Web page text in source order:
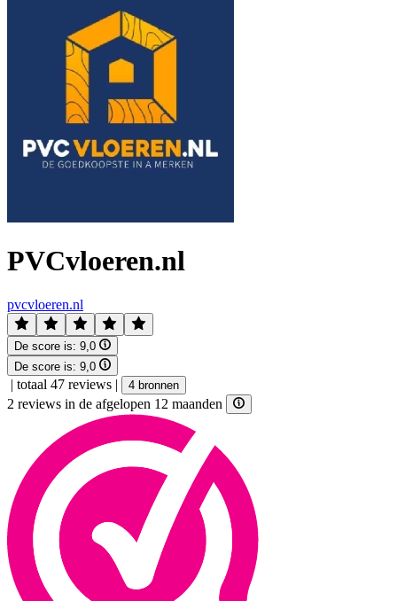
PVCvloeren.nl
pvcvloeren.nl
De score is: 9,0
De score is: 9,0
| totaal 47 reviews | 4 bronnen
2 reviews in de afgelopen 12 maanden